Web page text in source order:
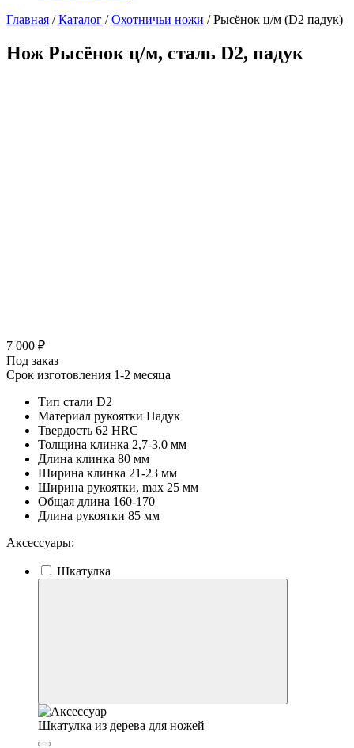
Главная /Каталог /Охотничьи ножи /Рысёнок ц/м (D2 падук)
Нож Рысёнок ц/м, сталь D2, падук
7 000 ₽
Под заказ
Срок изготовления 1-2 месяца
Тип стали D2
Материал рукоятки Падук
Твердость 62 HRC
Толщина клинка 2,7-3,0 мм
Длина клинка 80 мм
Ширина клинка 21-23 мм
Ширина рукоятки, max 25 мм
Общая длина 160-170
Длина рукоятки 85 мм
Аксессуары:
Шкатулка
Шкатулка из дерева для ножей